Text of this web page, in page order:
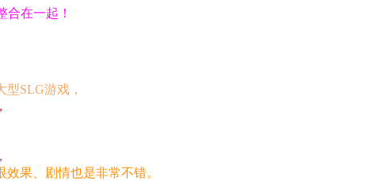
合在一起！
SLG游戏，
果、剧情也是非常不错。